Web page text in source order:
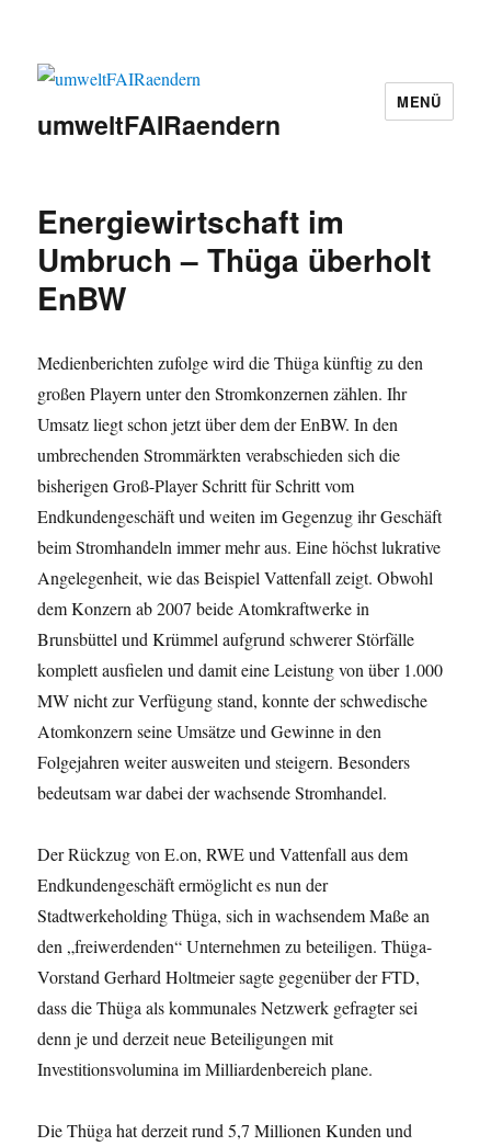
umweltFAIRaendern
MENÜ
Energiewirtschaft im
Umbruch – Thüga überholt
EnBW
Medienberichten zufolge wird die Thüga künftig zu den
großen Playern unter den Stromkonzernen zählen. Ihr
Umsatz liegt schon jetzt über dem der EnBW. In den
umbrechenden Strommärkten verabschieden sich die
bisherigen Groß-Player Schritt für Schritt vom
Endkundengeschäft und weiten im Gegenzug ihr Geschäft
beim Stromhandeln immer mehr aus. Eine höchst lukrative
Angelegenheit, wie das Beispiel Vattenfall zeigt. Obwohl
dem Konzern ab 2007 beide Atomkraftwerke in
Brunsbüttel und Krümmel aufgrund schwerer Störfälle
komplett ausfielen und damit eine Leistung von über 1.000
MW nicht zur Verfügung stand, konnte der schwedische
Atomkonzern seine Umsätze und Gewinne in den
Folgejahren weiter ausweiten und steigern. Besonders
bedeutsam war dabei der wachsende Stromhandel.
Der Rückzug von E.on, RWE und Vattenfall aus dem
Endkundengeschäft ermöglicht es nun der
Stadtwerkeholding Thüga, sich in wachsendem Maße an
den „freiwerdenden“ Unternehmen zu beteiligen. Thüga-
Vorstand Gerhard Holtmeier sagte gegenüber der FTD,
dass die Thüga als kommunales Netzwerk gefragter sei
denn je und derzeit neue Beteiligungen mit
Investitionsvolumina im Milliardenbereich plane.
Die Thüga hat derzeit rund 5,7 Millionen Kunden und